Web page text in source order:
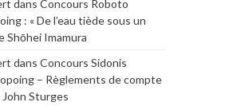
dans Concours Roboto
: « De l’eau tiède sous un
Shōhei Imamura
dans Concours Sidonis
– Règlements de compte
Sturges